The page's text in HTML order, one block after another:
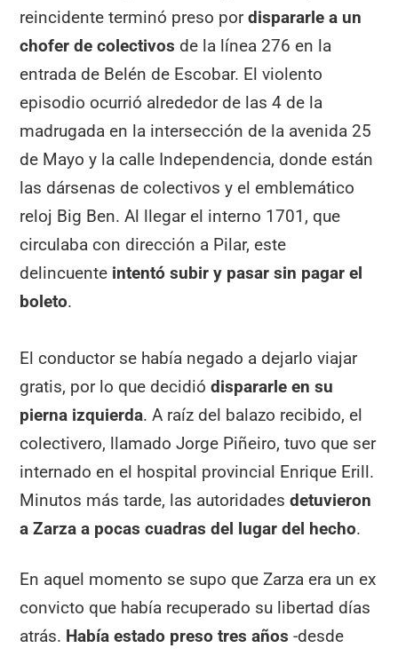
reincidente terminó preso pordispararle a un
chofer de colectivos de la línea 276 en la
entrada de Belén de Escobar. El violento
episodio ocurrió alrededor de las 4 de la
madrugada en la intersección de la avenida 25
de Mayo y la calle Independencia, donde están
las dársenas de colectivos y el emblemático
reloj Big Ben. Al llegar el interno 1701, que
circulaba con dirección a Pilar, este
delincuente intentó subir y pasar sin pagar el
boleto.
El conductor se había negado a dejarlo viajar
gratis, por lo que decidiódispararle en su
pierna izquierda. A raíz del balazo recibido, el
colectivero, llamado Jorge Piñeiro, tuvo que ser
internado en el hospital provincial Enrique Erill.
Minutos más tarde, las autoridadesdetuvieron
a Zarza a pocas cuadras del lugar del hecho.
En aquel momento se supo que Zarza era un ex
convicto que había recuperado su libertad días
atrás. Había estado preso tres años -desde